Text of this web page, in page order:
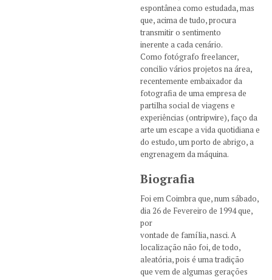
espontânea como estudada, mas
que, acima de tudo, procura
transmitir o sentimento
inerente a cada cenário.
Como fotógrafo freelancer,
concilio vários projetos na área,
recentemente embaixador da
fotografia de uma empresa de
partilha social de viagens e
experiências (ontripwire), faço da
arte um escape a vida quotidiana e
do estudo, um porto de abrigo, a
engrenagem da máquina.
Biografia
Foi em Coimbra que, num sábado,
dia 26 de Fevereiro de 1994 que,
por
vontade de família, nasci. A
localização não foi, de todo,
aleatória, pois é uma tradição
que vem de algumas gerações